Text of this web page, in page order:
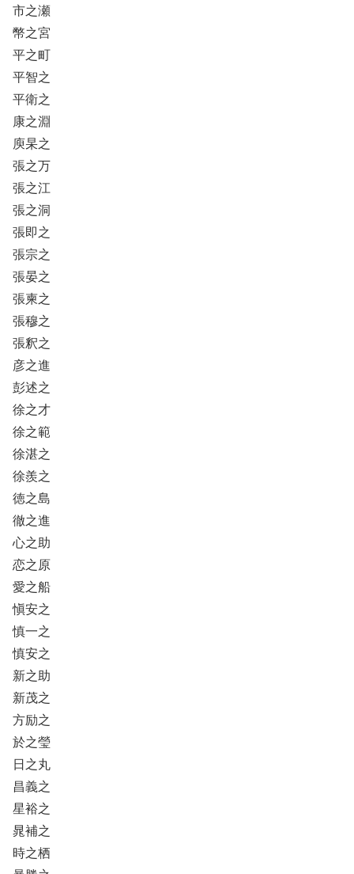
市之瀬
幣之宮
平之町
平智之
平衛之
康之淵
庾杲之
張之万
張之江
張之洞
張即之
張宗之
張晏之
張柬之
張穆之
張釈之
彦之進
彭述之
徐之才
徐之範
徐湛之
徐羨之
徳之島
徹之進
心之助
恋之原
愛之船
愼安之
慎一之
慎安之
新之助
新茂之
方励之
於之瑩
日之丸
昌義之
星裕之
晁補之
時之栖